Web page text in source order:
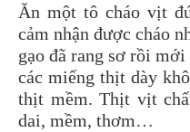
Ăn một tô cháo vịt
cảm nhận được cháo
gạo đã rang sơ rồi
các miếng thịt dày
thịt mềm. Thịt vịt
dai, mềm, thơm…